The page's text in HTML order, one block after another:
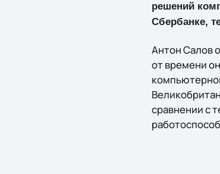
решений
Сбербанке,
Антон Салов
от времени
сравнении с